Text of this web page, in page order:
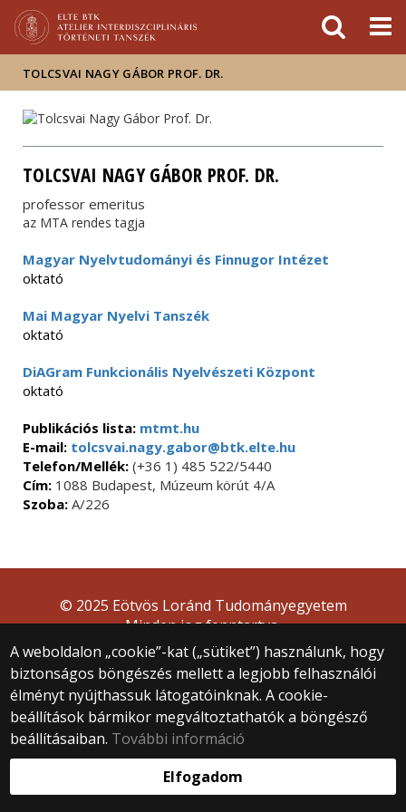
Hírek
Események
ELTE a
sajtóban
TOLCSVAI NAGY GÁBOR PROF. DR.
TOLCSVAI NAGY GÁBOR PROF. DR.
professor emeritus
az MTA rendes tagja
Magyar Nyelvtudományi és Finnugor Intézet
oktató
Mai Magyar Nyelvi Tanszék
oktató
DiAGram Funkcionális Nyelvészeti Központ
oktató
Publikációs lista: mtmt.hu
E-mail: tolcsvai.nagy.gabor@btk.elte.hu
Telefon/Mellék: (+36 1) 485 522/5440
Cím: 1088 Budapest, Múzeum körút 4/A
Szoba: A/226
A weboldalon „cookie”-kat („sütiket”) használunk, hogy
biztonságos böngészés mellett a legjobb felhasználói
élményt nyújthassuk látogatóinknak. A cookie-
beállítások bármikor megváltoztathatók a böngésző
beállításaiban. További információ
Elfogadom
© 2025 Eötvös Loránd Tudományegyetem
Minden jog fenntartva.
1053 Budapest, Egyetem tér 1–3.
Központi telefonszám: +36 1 411 6500
Webfejlesztés: